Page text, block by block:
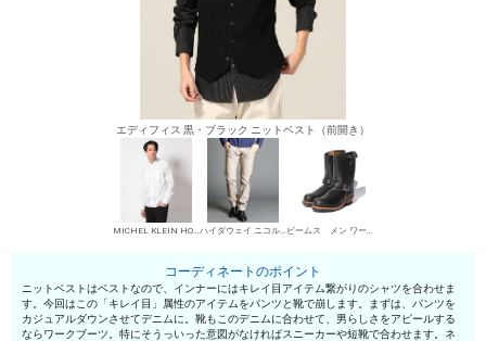
エディフィス 黒・ブラック ニットベスト（前開き）
MICHEL KLEIN HOMME シャツ ハイダウェイ ニコル デニムパンツ・ジーンズ ビームス メン ワークブーツ
コーディネートのポイント
ニットベストはベストなので、インナーにはキレイ目アイテム繋がりのシャツを合わせま
す。今回はこの「キレイ目」属性のアイテムをパンツと靴で崩します。まずは、パンツを
カジュアルダウンさせてデニムに。靴もこのデニムに合わせて、男らしさをアピールする
ならワークブーツ。特にそうっいった意図がなければスニーカーや短靴で合わせます。ネ